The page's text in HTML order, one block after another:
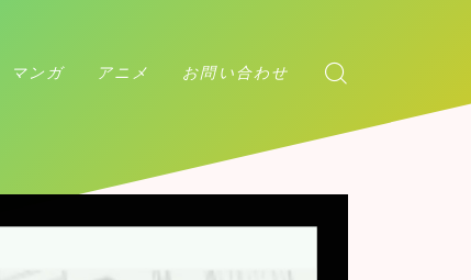
マンガ アニメ
マッシュル
お問い合わせ